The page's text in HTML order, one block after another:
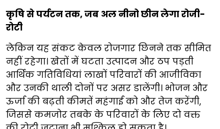
कृषि से पर्यटन तक, जब अल नीनो छीन लेगा रोजी-
रोटी
लेकिन यह संकट केवल रोजगार छिनने तक सीमित
नहीं रहेगा। खेतों में घटता उत्पादन और ठप पड़ती
आर्थिक गतिविधियां लाखों परिवारों की आजीविका
और उनकी थाली दोनों पर असर डालेंगी। भोजन और
ऊर्जा की बढ़ती कीमतें महंगाई को और तेज करेंगी,
जिससे कमजोर तबके के परिवारों के लिए दो वक्त